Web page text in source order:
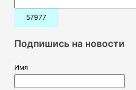
и
:Подпишись на новости
Имя